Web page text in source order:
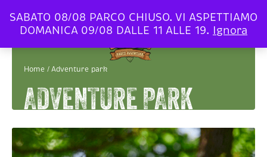
Parco
Avventura
Cavaioni
Home / Adventure park
ADVENTURE PARK
SABATO 08/08 PARCO CHIUSO. VI ASPETTIAMO
DOMANICA 09/08 DALLE 11 ALLE 19. Ignora